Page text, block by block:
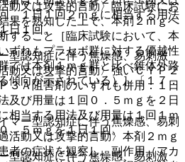
、１日１回２ｍｇに相当する用法
日１回。
認知症に伴う焦燥感、易刺激
動又は攻撃的言動〉強いＣＹＰ２
３Ａ阻害剤のいずれも併用：１日
及び用量は１回０．５ｍｇを２日
相当する用法及び用量は１回１ｍ
．５ｍｇを１日１回。
認知症に伴う焦燥感、易刺激
動又は攻撃的言動〉臨床試験にお
果を熟知した上で、本剤２ｍｇへ
すること［臨床試験において、本
ずれもプラセボ群に対する優越性
では本剤１ｍｇ群と比べ錐体外路
傾向が示されている）］〔１７．
ー型認知症に伴う焦燥感、易刺
活動又は攻撃的言動〉本剤２ｍｇ
者の症状を観察し、副作用（アカ